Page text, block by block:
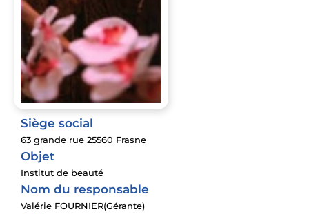
Siège social
63 grande rue 25560 Frasne
Objet
Institut de beauté
Nom du responsable
Valérie FOURNIER(Gérante)